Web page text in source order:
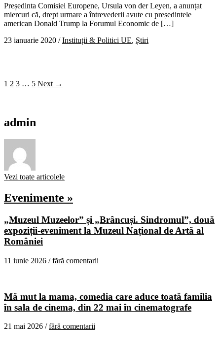
Președinta Comisiei Europene, Ursula von der Leyen, a anunțat
miercuri că, drept urmare a întrevederii avute cu președintele
american Donald Trump la Forumul Economic de […]
23 ianuarie 2020 /Instituții & Politici UE, Știri
1 2 3 … 5 Next →
admin
Vezi toate articolele
Evenimente »
„Muzeul Muzeelor” și „Brâncuși. Sindromul”, două
expoziții-eveniment la Muzeul Național de Artă al
României
11 iunie 2026 /fără comentarii
Mă mut la mama, comedia care aduce toată familia
în sala de cinema, din 22 mai în cinematografe
21 mai 2026 /fără comentarii